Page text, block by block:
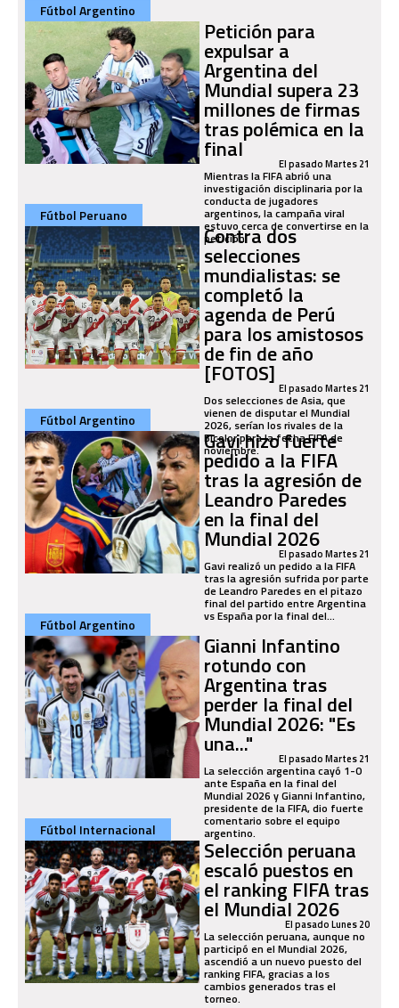
Fútbol Argentino
Petición para
expulsar a
Argentina del
Mundial supera 23
millones de firmas
tras polémica en la
final El pasado Martes 21
Mientras la FIFA abrió una
investigación disciplinaria por la
conducta de jugadores
argentinos, la campaña viral
estuvo cerca de convertirse en la
petición
Fútbol Peruano
Contra dos
selecciones
mundialistas: se
completó la
agenda de Perú
para los amistosos
de fin de año
[FOTOS] El pasado Martes 21
Dos selecciones de Asia, que
vienen de disputar el Mundial
2026, serían los rivales de la
Bicolor para la fecha FIFA de
noviembre.
Fútbol Argentino
Gavi hizo fuerte
pedido a la FIFA
tras la agresión de
Leandro Paredes
en la final del
Mundial 2026El pasado Martes 21
Gavi realizó un pedido a la FIFA
tras la agresión sufrida por parte
de Leandro Paredes en el pitazo
final del partido entre Argentina
vs España por la final del...
Fútbol Argentino
Gianni Infantino
rotundo con
Argentina tras
perder la final del
Mundial 2026: "Es
una..." El pasado Martes 21
La selección argentina cayó 1-0
ante España en la final del
Mundial 2026 y Gianni Infantino,
presidente de la FIFA, dio fuerte
comentario sobre el equipo
argentino.
Fútbol Internacional
Selección peruana
escaló puestos en
el ranking FIFA tras
el Mundial 2026
El pasado Lunes 20
La selección peruana, aunque no
participó en el Mundial 2026,
ascendió a un nuevo puesto del
ranking FIFA, gracias a los
cambios generados tras el
torneo.